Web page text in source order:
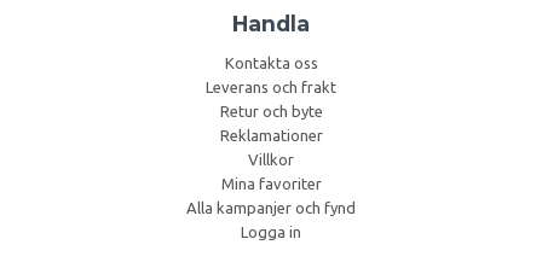
Handla
Kontakta oss
Leverans och frakt
Retur och byte
Reklamationer
Villkor
Mina favoriter
Alla kampanjer och fynd
Logga in